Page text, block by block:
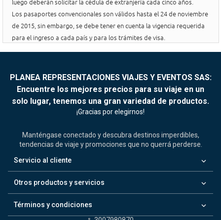
Los pasaportes convencionales son válidos hasta el 24 de noviembre
de 2015, sin embargo, se debe tener en cuenta la vigencia requerida
para el ingreso a cada país y para los trámites de visa.
PLANEA REPRESENTACIONES VIAJES Y EVENTOS SAS:
Encuentre los mejores precios para su viaje en un
solo lugar, tenemos una gran variedad de productos.
¡Gracias por elegirnos!
Manténgase conectado y descubra destinos imperdibles,
tendencias de viaje y promociones que no querrá perderse.
Servicio al cliente
keyboard_arrow_down
Otros productos y servicios keyboard_arrow_down
Términos y condiciones keyboard_arrow_down